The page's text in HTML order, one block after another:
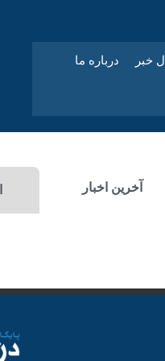
خبر درباره ما
آخرین اخبار